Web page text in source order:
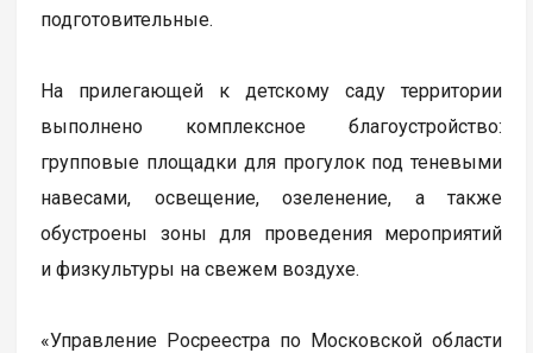
подготовительные.
На прилегающей к детскому саду территории
выполнено комплексное благоустройство:
групповые площадки для прогулок под теневыми
навесами, освещение, озеленение, а также
обустроены зоны для проведения мероприятий
и физкультуры на свежем воздухе.
«Управление Росреестра по Московской области